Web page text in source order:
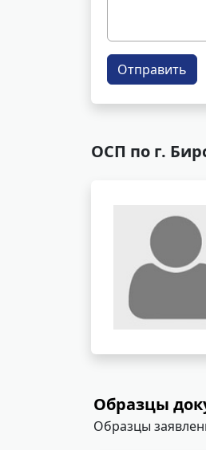
Отправить
ОСП по г.
Образцы
Образцы